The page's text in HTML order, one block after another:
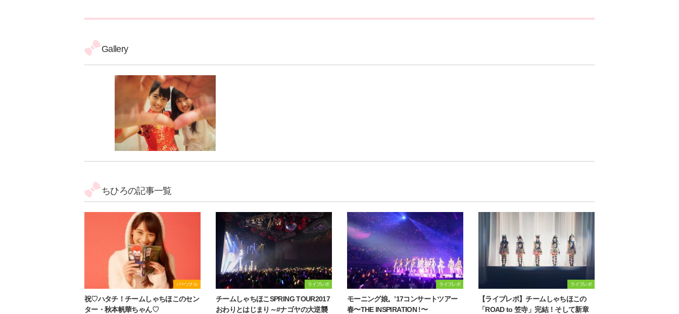
Gallery
ちひろの記事一覧
パーソナル
祝♡ハタチ！チームしゃちほこのセン
ター・秋本帆華ちゃん♡
ライブレポ
チームしゃちほこSPRING TOUR2017
おわりとはじまり～#ナゴヤの大逆襲
ライブレポ
モーニング娘。’17コンサートツアー
春〜THE INSPIRATION !〜
ライブレポ
【ライブレポ】チームしゃちほこの
「ROAD to 笠寺」完結！そして新章